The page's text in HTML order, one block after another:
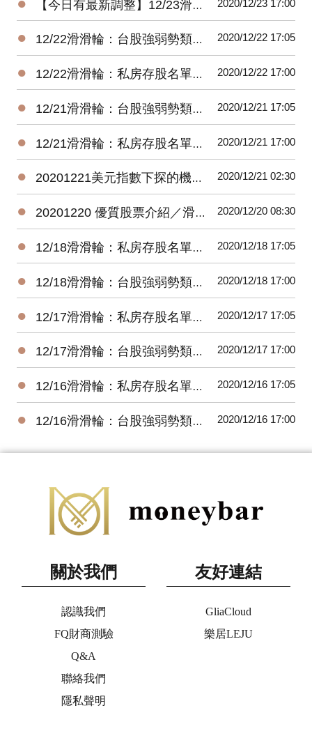
【今日有最新調整】12/23滑滑輪：私房存股名單每日持股調整建議（新手存股） 2020/12/23 17:00
● 12/22滑滑輪：台股強弱勢類股一籃子組合名單（全球組） 2020/12/22 17:05
● 12/22滑滑輪：私房存股名單每日持股調整建議（新手存股） 2020/12/22 17:00
● 12/21滑滑輪：台股強弱勢類股一籃子組合名單（全球組） 2020/12/21 17:05
● 12/21滑滑輪：私房存股名單每日持股調整建議（新手存股） 2020/12/21 17:00
● 20201221美元指數下探的機會／滑滑輪（全球組） 2020/12/21 02:30
● 20201220 優質股票介紹／滑滑輪（新手存股＿全） 2020/12/20 08:30
● 12/18滑滑輪：私房存股名單每日持股調整建議（新手存股） 2020/12/18 17:05
● 12/18滑滑輪：台股強弱勢類股一籃子組合名單（全球組） 2020/12/18 17:00
● 12/17滑滑輪：私房存股名單每日持股調整建議（新手存股） 2020/12/17 17:05
● 12/17滑滑輪：台股強弱勢類股一籃子組合名單（全球組） 2020/12/17 17:00
● 12/16滑滑輪：私房存股名單每日持股調整建議（新手存股） 2020/12/16 17:05
● 12/16滑滑輪：台股強弱勢類股一籃子組合名單（全球組） 2020/12/16 17:00
關於我們
認識我們
FQ財商測驗
Q&A
聯絡我們
隱私聲明
友好連結
GliaCloud
樂居LEJU